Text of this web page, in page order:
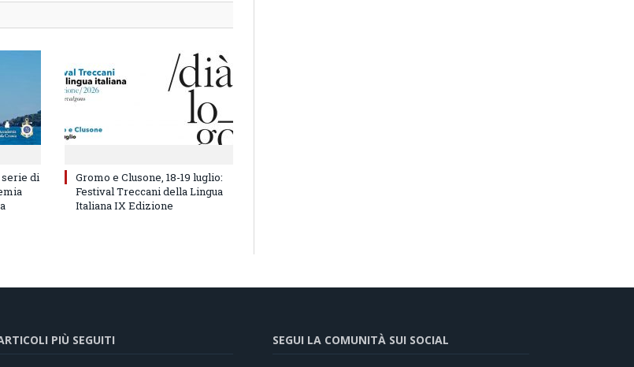
serie di
Gromo e Clusone, 18-19 luglio:
Festival Treccani della Lingua
Italiana IX Edizione
PIÙ SEGUITI SEGUI LA COMUNITÀ SUI SOCIAL